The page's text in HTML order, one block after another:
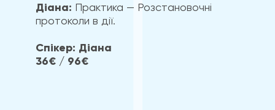
Діана: Практика — Розстановочні
протоколи в дії.
Спікер: Діана
36€ / 96€